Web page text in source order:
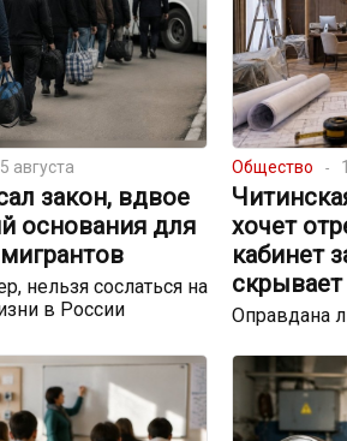
августа
закон, вдвое
основания для
нельзя сослаться на
в России
Общество
хочет
кабинет
Оправдана